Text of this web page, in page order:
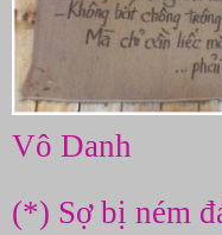
Vô Danh
(*) Sợ bị ném